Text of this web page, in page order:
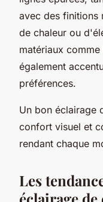
avec des finitions
de chaleur ou
matériaux
également
préférences.
Un bon éclairage
confort visuel et
rendant chaque
Les